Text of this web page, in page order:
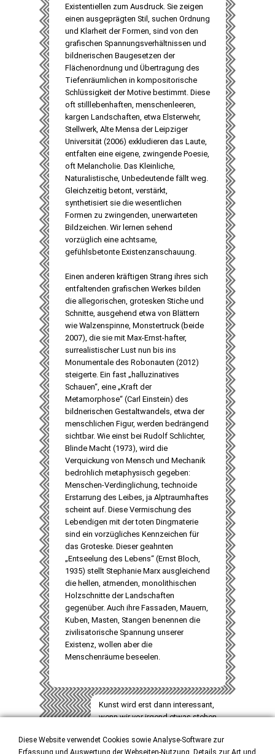
Existentiellen zum Ausdruck. Sie zeigen
einen ausgeprägten Stil, suchen Ordnung
und Klarheit der Formen, sind von den
grafischen Spannungsverhältnissen und
bildnerischen Baugesetzen der
Flächenordnung und Übertragung des
Tiefenräumlichen in kompositorische
Schlüssigkeit der Motive bestimmt. Diese
oft stilllebenhaften, menschenleeren,
kargen Landschaften, etwa Elsterwehr,
Stellwerk, Alte Mensa der Leipziger
Universität (2006) exkludieren das Laute,
entfalten eine eigene, zwingende Poesie,
oft Melancholie. Das Kleinliche,
Naturalistische, Unbedeutende fällt weg.
Gleichzeitig betont, verstärkt,
synthetisiert sie die wesentlichen
Formen zu zwingenden, unerwarteten
Bildzeichen. Wir lernen sehend
vorzüglich eine achtsame,
gefühlsbetonte Existenzanschauung.
Einen anderen kräftigen Strang ihres sich
entfaltenden grafischen Werkes bilden
die allegorischen, grotesken Stiche und
Schnitte, ausgehend etwa von Blättern
wie Walzenspinne, Monstertruck (beide
2007), die sie mit Max-Ernst-hafter,
surrealistischer Lust nun bis ins
Monumentale des Robonauten (2012)
steigerte. Ein fast „halluzinatives
Schauen“, eine „Kraft der
Metamorphose“ (Carl Einstein) des
bildnerischen Gestaltwandels, etwa der
menschlichen Figur, werden bedrängend
sichtbar. Wie einst bei Rudolf Schlichter,
Blinde Macht (1973), wird die
Verquickung von Mensch und Mechanik
bedrohlich metaphysisch gegeben:
Menschen-Verdinglichung, technoide
Erstarrung des Leibes, ja Alptraumhaftes
scheint auf. Diese Vermischung des
Lebendigen mit der toten Dingmaterie
sind ein vorzügliches Kennzeichen für
das Groteske. Dieser geahnten
„Entseelung des Lebens“ (Ernst Bloch,
1935) stellt Stephanie Marx ausgleichend
die hellen, atmenden, monolithischen
Holzschnitte der Landschaften
gegenüber. Auch ihre Fassaden, Mauern,
Kuben, Masten, Stangen benennen die
zivilisatorische Spannung unserer
Existenz, wollen aber die
Menschenräume beseelen.
Kunst wird erst dann interessant,
wenn wir vor irgend etwas stehen,
können.
Diese Website verwendet Cookies sowie Analyse-Software zur
Erfassung und Auswertung der Webseiten-Nutzung. Details zur Art und